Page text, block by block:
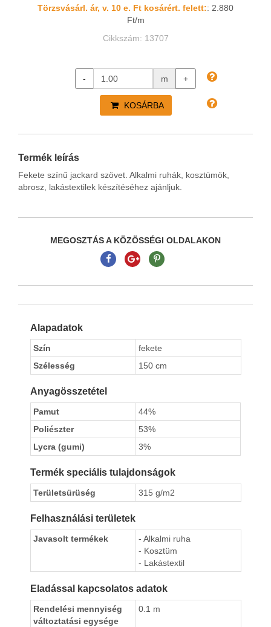
Törzsvásárl. ár, v. 10 e. Ft kosárért. felett:: 2.880
Ft/m
Cikkszám: 13707
- m +
KOSÁRBA
Termék leírás
Fekete színű jackard szövet. Alkalmi ruhák, kosztümök,
abrosz, lakástextilek készítéséhez ajánljuk.
MEGOSZTÁS A KÖZÖSSÉGI OLDALAKON
Alapadatok
Szín
fekete
Szélesség
150 cm
Anyagösszetétel
Pamut
44%
Poliészter
53%
Lycra (gumi)
3%
Termék speciális tulajdonságok
Területsürüség 315 g/m2
Felhasználási területek
Javasolt termékek
- Alkalmi ruha
- Kosztüm
- Lakástextil
Eladással kapcsolatos adatok
Rendelési mennyiség
változtatási egysége
0.1 m